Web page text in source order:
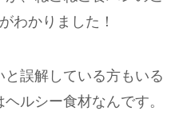
わかりました！
誤解している方もいる
ルシー食材なんです。